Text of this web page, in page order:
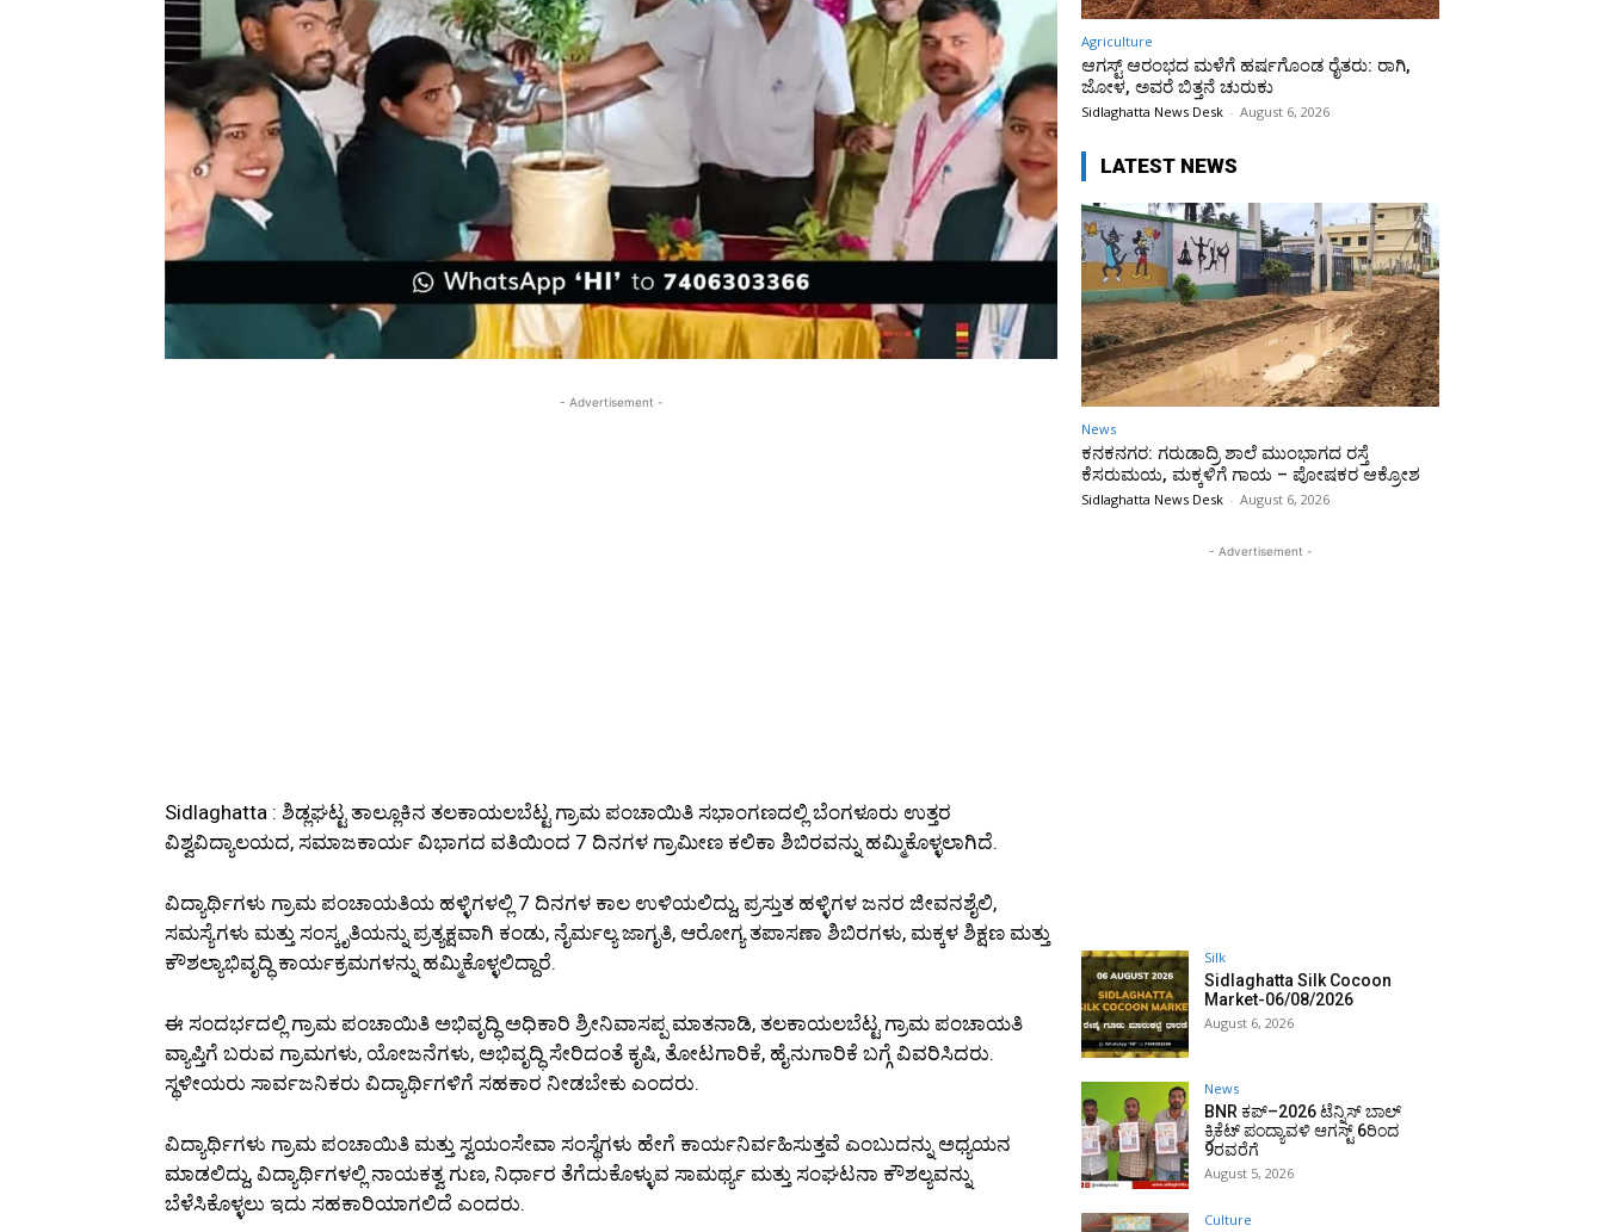
- Advertisement -
Sidlaghatta : ಶಿಡ್ಲಘಟ್ಟ ತಾಲ್ಲೂಕಿನ ತಲಕಾಯಲಬೆಟ್ಟ ಗ್ರಾಮ ಪಂಚಾಯಿತಿ ಸಭಾಂಗಣದಲ್ಲಿ ಬೆಂಗಳೂರು ಉತ್ತರ
ವಿಶ್ವವಿದ್ಯಾಲಯದ, ಸಮಾಜಕಾರ್ಯ ವಿಭಾಗದ ವತಿಯಿಂದ 7 ದಿನಗಳ ಗ್ರಾಮೀಣ ಕಲಿಕಾ ಶಿಬಿರವನ್ನು ಹಮ್ಮಿಕೊಳ್ಳಲಾಗಿದೆ.
ವಿದ್ಯಾರ್ಥಿಗಳು ಗ್ರಾಮ ಪಂಚಾಯತಿಯ ಹಳ್ಳಿಗಳಲ್ಲಿ 7 ದಿನಗಳ ಕಾಲ ಉಳಿಯಲಿದ್ದು, ಪ್ರಸ್ತುತ ಹಳ್ಳಿಗಳ ಜನರ ಜೀವನಶೈಲಿ,
ಸಮಸ್ಯೆಗಳು ಮತ್ತು ಸಂಸ್ಕೃತಿಯನ್ನು ಪ್ರತ್ಯಕ್ಷವಾಗಿ ಕಂಡು, ನೈರ್ಮಲ್ಯ ಜಾಗೃತಿ, ಆರೋಗ್ಯ ತಪಾಸಣಾ ಶಿಬಿರಗಳು, ಮಕ್ಕಳ ಶಿಕ್ಷಣ ಮತ್ತು
ಕೌಶಲ್ಯಾಭಿವೃದ್ಧಿ ಕಾರ್ಯಕ್ರಮಗಳನ್ನು ಹಮ್ಮಿಕೊಳ್ಳಲಿದ್ದಾರೆ.
ಈ ಸಂದರ್ಭದಲ್ಲಿ ಗ್ರಾಮ ಪಂಚಾಯಿತಿ ಅಭಿವೃದ್ಧಿ ಅಧಿಕಾರಿ ಶ್ರೀನಿವಾಸಪ್ಪ ಮಾತನಾಡಿ, ತಲಕಾಯಲಬೆಟ್ಟ ಗ್ರಾಮ ಪಂಚಾಯತಿ
ವ್ಯಾಪ್ತಿಗೆ ಬರುವ ಗ್ರಾಮಗಳು, ಯೋಜನೆಗಳು, ಅಭಿವೃದ್ಧಿ ಸೇರಿದಂತೆ ಕೃಷಿ, ತೋಟಗಾರಿಕೆ, ಹೈನುಗಾರಿಕೆ ಬಗ್ಗೆ ವಿವರಿಸಿದರು.
ಸ್ಥಳೀಯರು ಸಾರ್ವಜನಿಕರು ವಿದ್ಯಾರ್ಥಿಗಳಿಗೆ ಸಹಕಾರ ನೀಡಬೇಕು ಎಂದರು.
ವಿದ್ಯಾರ್ಥಿಗಳು ಗ್ರಾಮ ಪಂಚಾಯಿತಿ ಮತ್ತು ಸ್ವಯಂಸೇವಾ ಸಂಸ್ಥೆಗಳು ಹೇಗೆ ಕಾರ್ಯನಿರ್ವಹಿಸುತ್ತವೆ ಎಂಬುದನ್ನು ಅಧ್ಯಯನ
ಮಾಡಲಿದ್ದು, ವಿದ್ಯಾರ್ಥಿಗಳಲ್ಲಿ ನಾಯಕತ್ವ ಗುಣ, ನಿರ್ಧಾರ ತೆಗೆದುಕೊಳ್ಳುವ ಸಾಮರ್ಥ್ಯ ಮತ್ತು ಸಂಘಟನಾ ಕೌಶಲ್ಯವನ್ನು
ಬೆಳೆಸಿಕೊಳ್ಳಲು ಇದು ಸಹಕಾರಿಯಾಗಲಿದೆ ಎಂದರು.
Agriculture
ಆಗಸ್ಟ್ ಆರಂಭದ ಮಳೆಗೆ ಹರ್ಷಗೊಂಡ ರೈತರು: ರಾಗಿ,
ಜೋಳ, ಅವರೆ ಬಿತ್ತನೆ ಚುರುಕು
Sidlaghatta News Desk - August 6, 2026
LATEST NEWS
News
ಕನಕನಗರ: ಗರುಡಾದ್ರಿ ಶಾಲೆ ಮುಂಭಾಗದ ರಸ್ತೆ
ಕೆಸರುಮಯ, ಮಕ್ಕಳಿಗೆ ಗಾಯ – ಪೋಷಕರ ಆಕ್ರೋಶ
Sidlaghatta News Desk - August 6, 2026
- Advertisement -
Silk
Sidlaghatta Silk Cocoon
Market-06/08/2026
August 6, 2026
News
BNR ಕಪ್–2026 ಟೆನ್ನಿಸ್ ಬಾಲ್
ಕ್ರಿಕೆಟ್ ಪಂದ್ಯಾವಳಿ ಆಗಸ್ಟ್ 6ರಿಂದ
9ರವರೆಗೆ
August 5, 2026
Culture